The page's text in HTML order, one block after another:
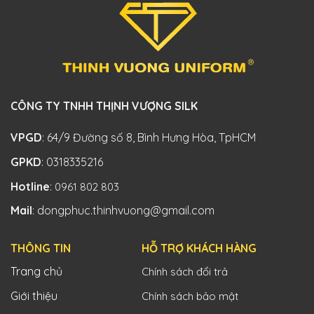
CÔNG TY TNHH THỊNH VƯỢNG SILK
VPGD: 64/9 Đường số 8, Bình Hưng Hòa, TpHCM
GPKD: 0318335216
Hotline: 0961 802 803
Mail: dongphuc.thinhvuong@gmail.com
THÔNG TIN
Trang chủ
Giới thiệu
HỖ TRỢ KHÁCH HÀNG
Chính sách đổi trả
Chính sách bảo mật